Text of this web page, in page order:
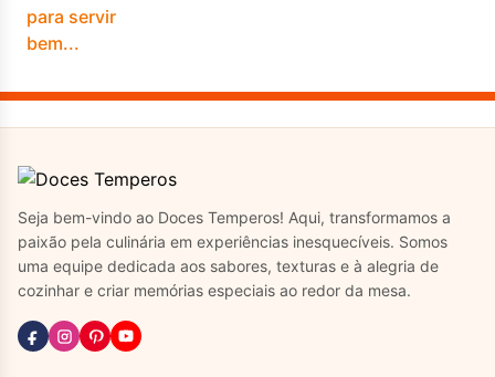
Seja bem-vindo ao Doces Temperos! Aqui, transformamos a
paixão pela culinária em experiências inesquecíveis. Somos
uma equipe dedicada aos sabores, texturas e à alegria de
cozinhar e criar memórias especiais ao redor da mesa.